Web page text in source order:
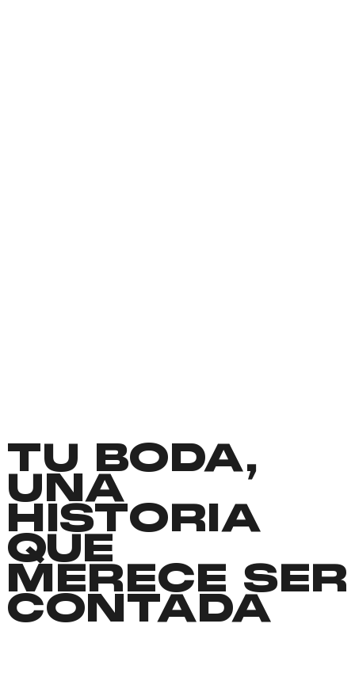
TU BODA,
UNA
HISTORIA
QUE
MERECE SER
CONTADA